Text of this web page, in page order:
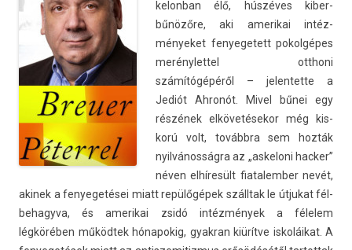
kelon­ban élő, húszéves kiber­
bűnözőre, aki amerikai in­téz­
ményeket fenyegetett pokol­gépes
merénylet­tel otthoni
számítógépéről – jelen­tette a
Jediót Ahronót. Mivel bűnei egy
részének elkövetésekor még kis­
korú volt, továbbra sem hozták
nyilvánosságra az „as­keloni hack­er”
néven elhíresült fiatalemb­er nevét,
akinek a fenyegetései miatt repülőgépek szálltak le útjukat fél­
behagyva, és amerikai zsidó intézmények a félelem
légkörében működtek hónapokig, gyak­ran kiürítve iskoláikat. A